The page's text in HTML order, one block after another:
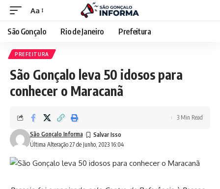
Aa
São Gonçalo Rio de Janeiro Prefeitura
PREFEITURA
São Gonçalo leva 50 idosos para
conhecer o Maracanã
Última Alteração 27 de Junho, 2023 16:04
São Gonçalo Informa
3 Min Read